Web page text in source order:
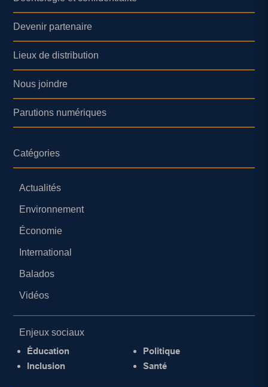
Devenir partenaire
Lieux de distribution
Nous joindre
Parutions numériques
Catégories
Actualités
Environnement
Économie
International
Balados
Vidéos
Enjeux sociaux
Éducation
Inclusion
Politique
Santé